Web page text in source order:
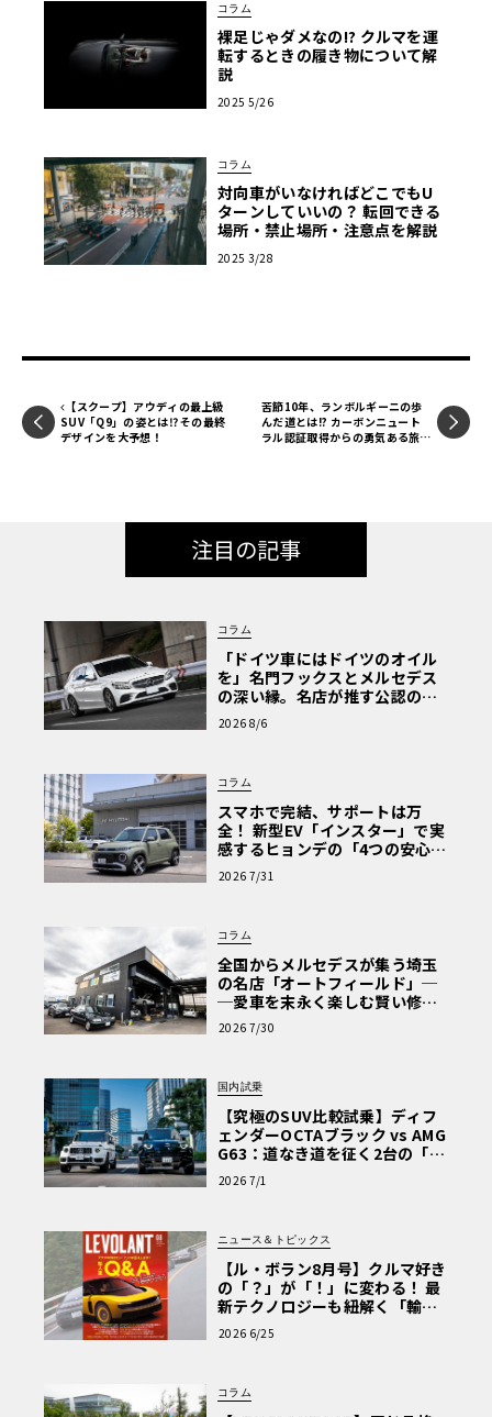
コラム
裸足じゃダメなの!? クルマを運
転するときの履き物について解
説
2025 5/26
コラム
対向車がいなければどこでもU
ターンしていいの？ 転回できる
場所・禁止場所・注意点を解説
2025 3/28
【スクープ】アウディの最上級
SUV「Q9」の姿とは⁉ その最終
デザインを大予想！
苦節10年、ランボルギーニの歩
んだ道とは!? カーボンニュート
ラル認証取得からの勇気ある旅
注目の記事
コラム
「ドイツ車にはドイツのオイル
を」名門フックスとメルセデス
の深い縁。名店が推す公認の安
心と、Cクラスで味わうシルキー
な走り〈PR〉
2026 8/6
コラム
スマホで完結、サポートは万
全！ 新型EV「インスター」で実
感するヒョンデの「4つの安心」
【第1回・ヒョンデ6つの疑問：
Why? Hyundai?】〈PR〉
2026 7/31
コラム
全国からメルセデスが集う埼玉
の名店「オートフィールド」─
─愛車を末永く楽しむ賢い修理
術と、プロがフックス製オイル
を選ぶ理由〈PR〉
2026 7/30
国内試乗
【究極のSUV比較試乗】ディフ
ェンダーOCTAブラック vs AMG
G63：道なき道を征く2台の「対
極的アプローチ」
2026 7/1
ニュース＆トピックス
【ル・ボラン8月号】クルマ好き
の「？」が「！」に変わる！ 最
新テクノロジーも紐解く「輸入
車Q&A」
2026 6/25
コラム